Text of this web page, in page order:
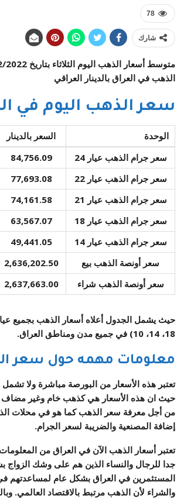
78
شارك
الذهب في العراق بالدينار العراقي
سعر الذهب اليوم في
الوحدة السعر بالدينار
سعر جرام الذهب عيار 24
84,756.09
سعر جرام الذهب عيار 22
77,693.08
سعر جرام الذهب عيار 21
74,161.58
سعر جرام الذهب عيار 18
63,567.07
سعر جرام الذهب عيار 14
49,441.05
سعر أونصة الذهب بيع
2,636,202.50
سعر أونصة الذهب شراء
2,637,663.00
18، 14، 10) في جميع مدن ومناطق العراق.
معلومات مهمه حول سعر
تعتبر هذه الأسعار من البورصة مباشرة ولا تشمل
حيث ان هذه الأسعار هي كذهب خام وغير مضاف
من أجل معرفة سعر الذهب كما هو في محلات
إضافة المصنعية والضريبة لسعر الجرام.
تعتبر أسعار الذهب الآن في العراق من المعلومات
جدا للرجال والنساء الذين هم على وشك الزواج
المستثمرين في العراق بشكل عام لمساعدتهم
والشراء لأن الذهب مرتبط بالاقتصاد العالمي.